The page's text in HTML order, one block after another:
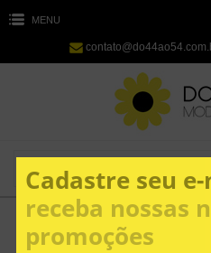
MENU
Cadastre seu
receba nossas
promoções